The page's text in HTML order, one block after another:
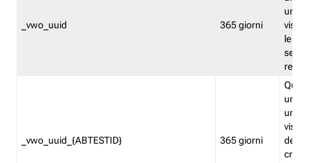
_vwo_uuid 365 giorni
le
_vwo_uuid_{ABTESTID} 365 giorni
un
del